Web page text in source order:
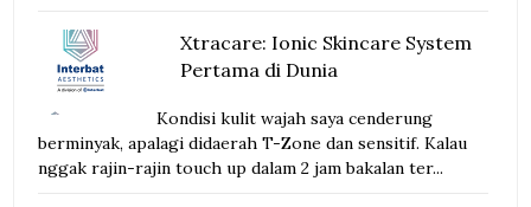
Xtracare: Ionic Skincare System
Pertama di Dunia
Kondisi kulit wajah saya cenderung
berminyak, apalagi didaerah T-Zone dan sensitif. Kalau
nggak rajin-rajin touch up dalam 2 jam bakalan ter...